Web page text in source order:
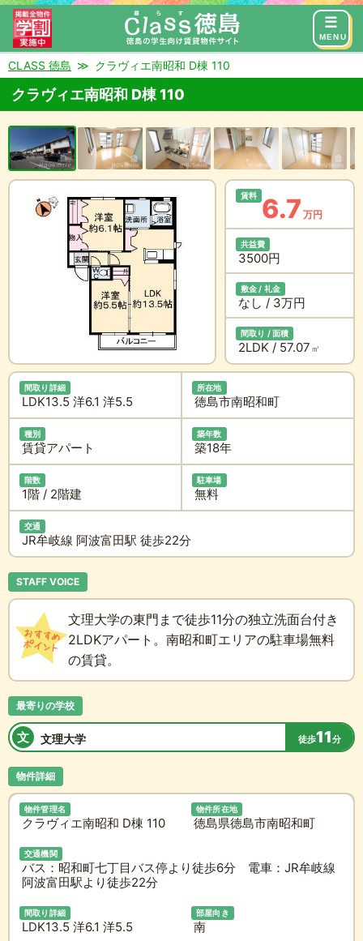
MENU
来店予約 お問い合わせ
CLASS 徳島 クラヴィエ南昭和 D棟 110
クラヴィエ南昭和 D棟 110
賃料 6.7 万円
共益費
3500円
敷金 / 礼金
なし / 3万円
間取り / 面積
2LDK / 57.07 ㎡
間取り詳細
LDK13.5 洋6.1 洋5.5
所在地
徳島市南昭和町
種別
賃貸アパート
築年数
築18年
階数
1階 / 2階建
駐車場
無料
交通
JR牟岐線 阿波富田駅 徒歩22分
STAFF VOICE
文理大学の東門まで徒歩11分の独立洗面台付き
2LDKアパート。南昭和町エリアの駐車場無料
の賃貸。
最寄りの学校
文 文理大学 徒歩11分
物件詳細
物件管理名
クラヴィエ南昭和 D棟 110
物件所在地
徳島県徳島市南昭和町
交通機関
バス：昭和町七丁目バス停より徒歩6分 電車：JR牟岐線
阿波富田駅より徒歩22分
間取り詳細
LDK13.5 洋6.1 洋5.5
部屋向き
南